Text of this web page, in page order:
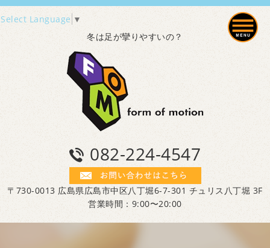
Select Language ▼
冬は足が攣りやすいの？
082-224-4547
〒730-0013 広島県広島市中区八丁堀6-7-301 チュリス八丁堀 3F
営業時間：9:00〜20:00